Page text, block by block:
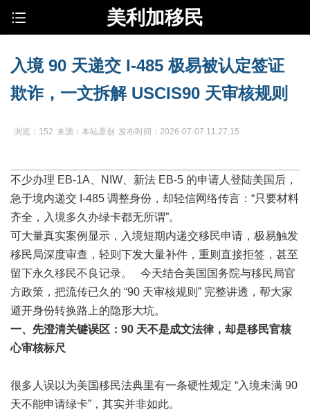
美利加移民
入境 90 天递交 I-485 极易被认定签证
欺诈，一文拆解 USCIS90 天审核规则
浏览：152 来源：本站原创 发布时间：2026-07-07 11:27:15
不少办理 EB-1A NIW 、新法 EB-5 的申请人登陆美国后，
急于境内递交 I-485 调整身份，却轻信网络传言：“只要材料
齐全，入境多久办绿卡都无所谓”。
可大量真实案例显示，入境短期内递交移民申请，极易触发
移民局深度审查，轻则下发大量补件，重则直接拒签，甚至
留下永久移民不良记录。 今天结合美国国务院与移民局官
方政策，把流传已久的 “90 天审核规则” 完整讲透，帮大家
避开身份转换路上的隐形大坑。
一、先澄清关键误区： 90 天不是成文法律，却是移民官核
心审核标尺
很多人误以为美国移民法典里有一条硬性规定 “入境未满 90
天不能申请绿卡”，其实并非如此。